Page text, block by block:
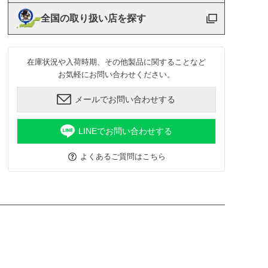
全国の取り扱い店を探す
在庫状況や入荷時期、その他製品に関することなど
お気軽にお問い合わせください。
メールでお問い合わせする
LINEでお問い合わせする
よくあるご質問はこちら